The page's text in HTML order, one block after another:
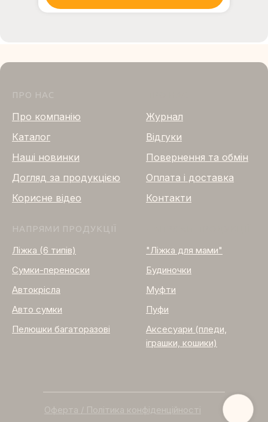
ПРО НАС
Про компанію
Каталог
Нашi новинки
Догляд за продукцією
Корисне відео
Журнал
Відгуки
Повернення та обмін
Оплата і доставка
Контакти
НАПРЯМИ ПРОДУКЦІЇ
Ліжка (6 типів)
Сумки-переноски
Автокрісла
Авто сумки
Пелюшки багаторазові
"Ліжка для мами"
Будиночки
Муфти
Пуфи
Аксесуари (пледи,
іграшки, кошики)
Оферта / Політика конфіденційності